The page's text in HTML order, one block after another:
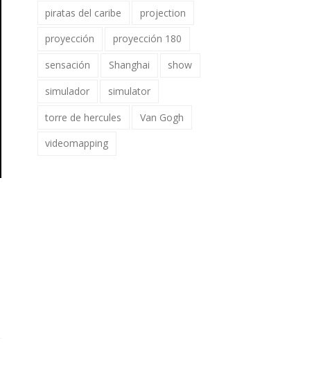
piratas del caribe
projection
proyección
proyección 180
sensación
Shanghai
show
simulador
simulator
torre de hercules
Van Gogh
videomapping